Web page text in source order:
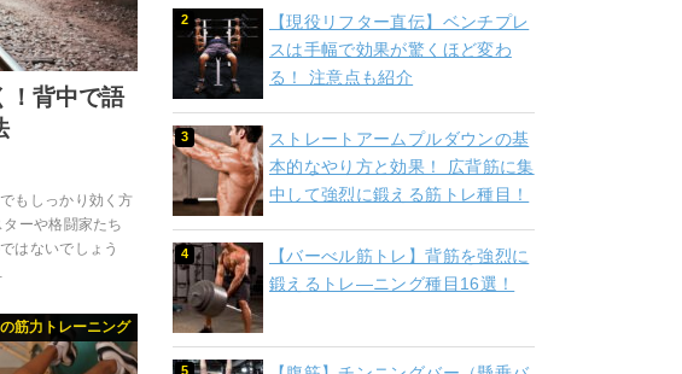
！背中で語
もしっかり効く方
ーや格闘家たち
はないでしょう
筋力トレーニング
【現役リフター直伝】ベンチプレ
スは手幅で効果が驚くほど変わ
る！ 注意点も紹介
ストレートアームプルダウンの基
本的なやり方と効果！ 広背筋に集
中して強烈に鍛える筋トレ種目！
【バーべル筋トレ】背筋を強烈に
鍛えるトレ―ニング種目16選！